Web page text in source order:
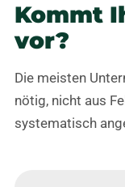
Kommt
vor?
Die meisten
nötig, nicht aus
systematisch